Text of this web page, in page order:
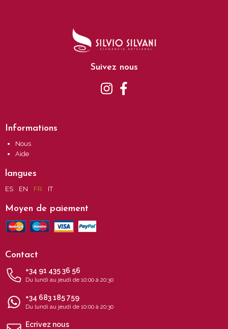
Suivez nous
Informations
Nous
Aide
langues
ES EN FR IT
Moyen de paiement
Contact
+34 91 435 36 56
Du lundi au jeudi de 10:00 à 20:30
+34 683 185 759
Du lundi au jeudi de 10:00 à 20:30
Ecrivez nous